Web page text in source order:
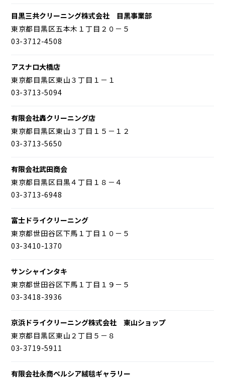
目黒三共クリーニング株式会社 目黒事業部
東京都目黒区五本木１丁目２０－５
03-3712-4508
アスナロ大橋店
東京都目黒区東山３丁目１－１
03-3713-5094
有限会社轟クリーニング店
東京都目黒区東山３丁目１５－１２
03-3713-5650
有限会社武田商会
東京都目黒区目黒４丁目１８－４
03-3713-6948
富士ドライクリーニング
東京都世田谷区下馬１丁目１０－５
03-3410-1370
サンシャインタキ
東京都世田谷区下馬１丁目１９－５
03-3418-3936
京浜ドライクリーニング株式会社 東山ショップ
東京都目黒区東山２丁目５－８
03-3719-5911
有限会社永商ペルシア絨毯ギャラリー